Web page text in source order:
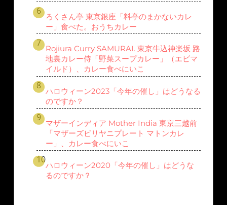
ろくさん亭 東京銀座「料亭のまかないカレ
ー」食べた。おうちカレー
Rojiura Curry SAMURAI. 東京牛込神楽坂 路
地裏カレー侍「野菜スープカレー」（エビマ
イルド）、カレー食べにいこ
ハロウィーン2023「今年の催し」はどうなる
のですか？
マザーインディア Mother India 東京三越前
「マザーズビリヤニプレート マトンカレ
ー」、カレー食べにいこ
ハロウィーン2020「今年の催し」はどうな
るのですか？